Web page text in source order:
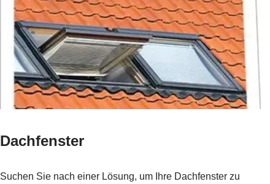
Dachfenster
Suchen Sie nach einer Lösung, um Ihre Dachfenster zu